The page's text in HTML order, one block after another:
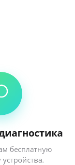
бесплатную